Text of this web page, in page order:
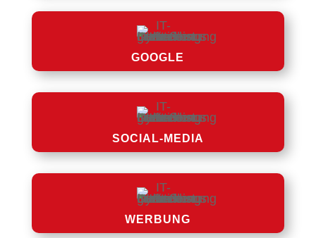
GOOGLE
SOCIAL-MEDIA
WERBUNG